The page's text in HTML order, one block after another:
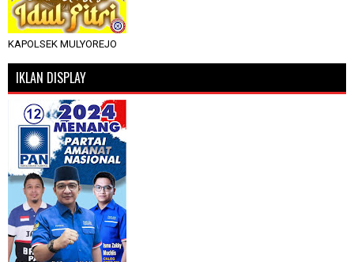
KAPOLSEK MULYOREJO
IKLAN DISPLAY